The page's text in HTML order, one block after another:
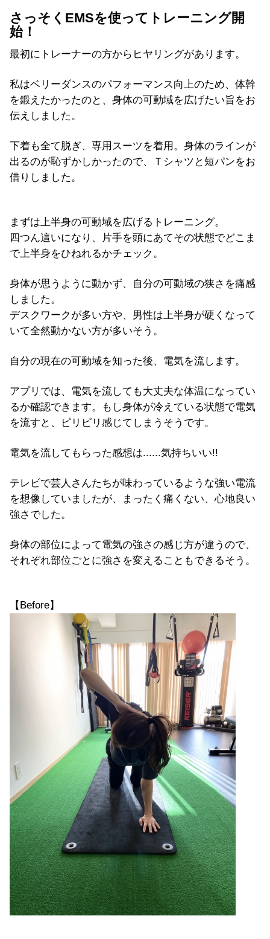
さっそくEMSを使ってトレーニング開
始！
最初にトレーナーの方からヒヤリングがあります。
私はベリーダンスのパフォーマンス向上のため、体幹
を鍛えたかったのと、身体の可動域を広げたい旨をお
伝えしました。
下着も全て脱ぎ、専用スーツを着用。身体のラインが
出るのが恥ずかしかったので、Ｔシャツと短パンをお
借りしました。
まずは上半身の可動域を広げるトレーニング。
四つん這いになり、片手を頭にあてその状態でどこま
で上半身をひねれるかチェック。
身体が思うように動かず、自分の可動域の狭さを痛感
しました。
デスクワークが多い方や、男性は上半身が硬くなって
いて全然動かない方が多いそう。
自分の現在の可動域を知った後、電気を流します。
アプリでは、電気を流しても大丈夫な体温になってい
るか確認できます。もし身体が冷えている状態で電気
を流すと、ピリピリ感じてしまうそうです。
電気を流してもらった感想は......気持ちいい!!
テレビで芸人さんたちが味わっているような強い電流
を想像していましたが、まったく痛くない、心地良い
強さでした。
身体の部位によって電気の強さの感じ方が違うので、
それぞれ部位ごとに強さを変えることもできるそう。
【Before】